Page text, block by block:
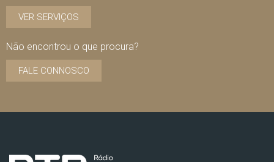
VER SERVIÇOS
Não encontrou o que procura?
FALE CONNOSCO